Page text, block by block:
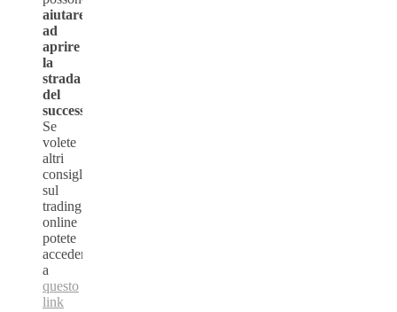
aiutare
ad
aprire
la
strada
del
successo.
Se
volete
altri
consigli
sul
trading
online
potete
accedere
a
questo
link